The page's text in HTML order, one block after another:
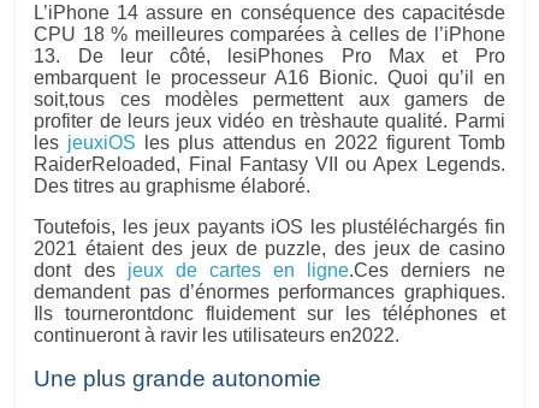
L’iPhone 14 assure en conséquence des capacitésde
CPU 18 % meilleures comparées à celles de l’iPhone
13. De leur côté, lesiPhones Pro Max et Pro
embarquent le processeur A16 Bionic. Quoi qu’il en
soit,tous ces modèles permettent aux gamers de
profiter de leurs jeux vidéo en trèshaute qualité. Parmi
les jeuxiOS les plus attendus en 2022 figurent Tomb
RaiderReloaded, Final Fantasy VII ou Apex Legends.
Des titres au graphisme élaboré.
Toutefois, les jeux payants iOS les plustéléchargés fin
2021 étaient des jeux de puzzle, des jeux de casino
dont des jeux de cartes en ligne.Ces derniers ne
demandent pas d’énormes performances graphiques.
Ils tournerontdonc fluidement sur les téléphones et
continueront à ravir les utilisateurs en2022.
Une plus grande autonomie